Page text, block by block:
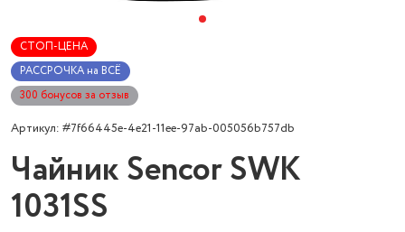
СТОП-ЦЕНА
РАССРОЧКА на ВСЁ
300 бонусов за отзыв
Артикул: #7f66445e-4e21-11ee-97ab-005056b757db
Чайник Sencor SWK
1031SS